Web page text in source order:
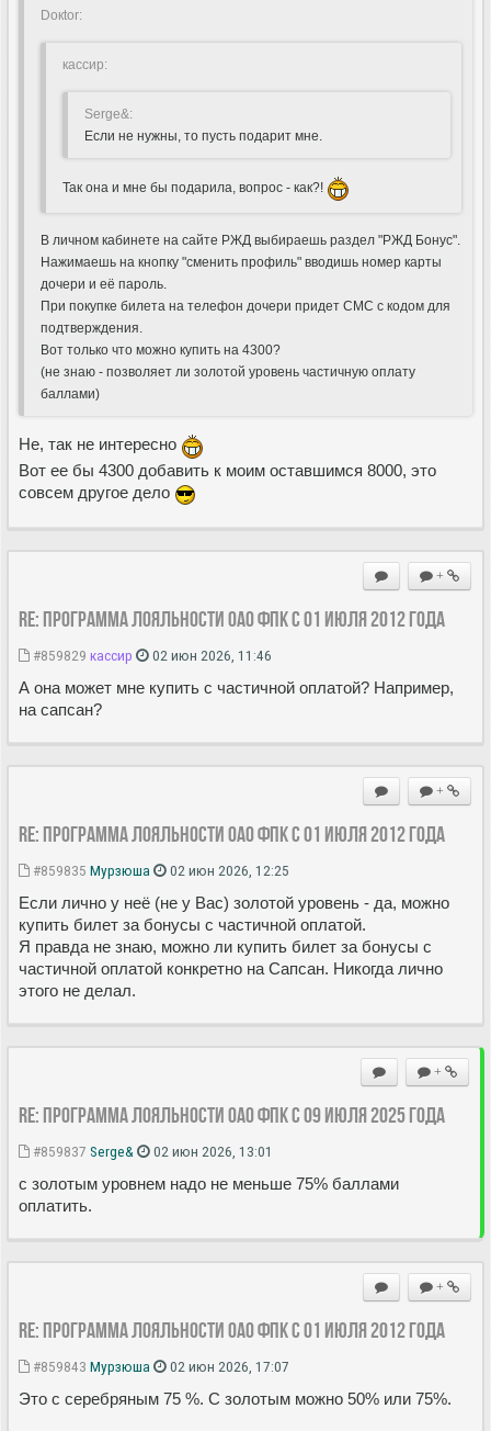
Doкtor:
кассир:
Serge&:
Если не нужны, то пусть подарит мне.
Так она и мне бы подарила, вопрос - как?!
В личном кабинете на сайте РЖД выбираешь раздел "РЖД Бонус".
Нажимаешь на кнопку "сменить профиль" вводишь номер карты
дочери и её пароль.
При покупке билета на телефон дочери придет СМС с кодом для
подтверждения.
Вот только что можно купить на 4300?
(не знаю - позволяет ли золотой уровень частичную оплату
баллами)
Не, так не интересно
Вот ее бы 4300 добавить к моим оставшимся 8000, это
совсем другое дело
+
Re: Программа лояльности ОАО ФПК с 01 июля 2012 года
#859829 кассир 02 июн 2026, 11:46
А она может мне купить с частичной оплатой? Например,
на сапсан?
+
Re: Программа лояльности ОАО ФПК с 01 июля 2012 года
#859835 Мурзюша 02 июн 2026, 12:25
Если лично у неё (не у Вас) золотой уровень - да, можно
купить билет за бонусы с частичной оплатой.
Я правда не знаю, можно ли купить билет за бонусы с
частичной оплатой конкретно на Сапсан. Никогда лично
этого не делал.
+
Re: Программа лояльности ОАО ФПК с 09 июля 2025 года
#859837 Serge& 02 июн 2026, 13:01
с золотым уровнем надо не меньше 75% баллами
оплатить.
+
Re: Программа лояльности ОАО ФПК с 01 июля 2012 года
#859843 Мурзюша 02 июн 2026, 17:07
Это с серебряным 75 %. С золотым можно 50% или 75%.